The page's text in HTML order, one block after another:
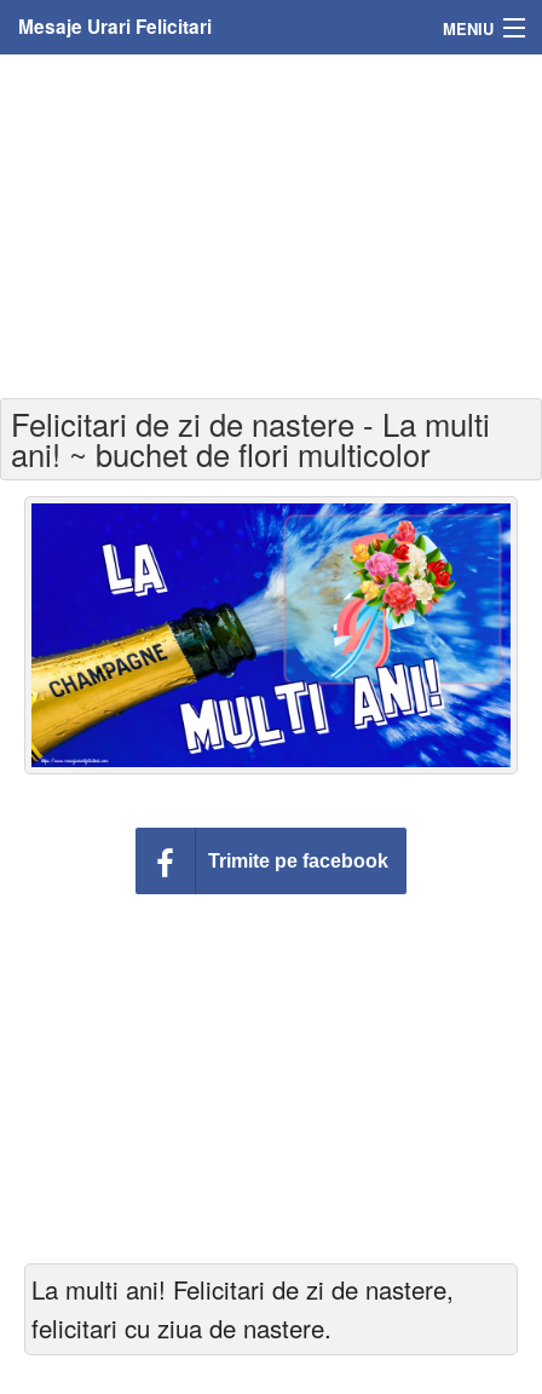
Mesaje Urari Felicitari MENIU
Felicitari varsta
Felicitari zilele anului
Felicitari zile saptamana
Felicitari muzicale personalizate
Felicitari animate
Invitatii personalizate
Felicitari de zi de nastere - La multi
ani! ~ buchet de flori multicolor
Trimite pe facebook
La multi ani! Felicitari de zi de nastere,
felicitari cu ziua de nastere.